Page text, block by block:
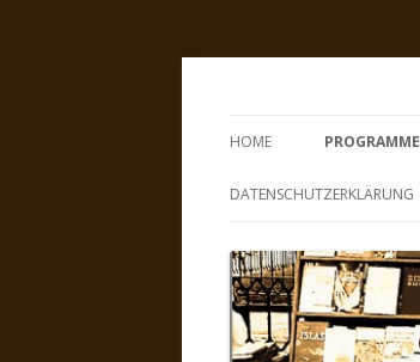
HOME PROGRAMME
DATENSCHUTZERKLÄRUNG